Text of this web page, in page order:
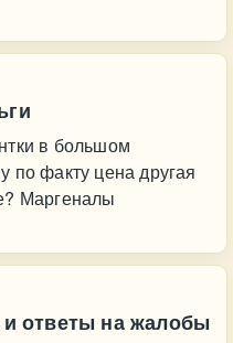
в большом
по факту цена другая
Маргеналы
и ответы на жалобы